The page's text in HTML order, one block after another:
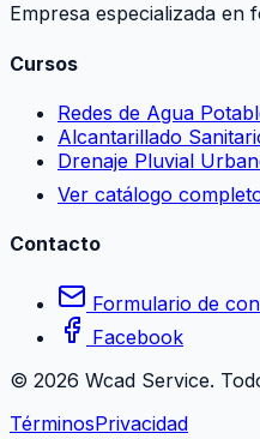
Empresa especializada
Cursos
Redes de Agua
Alcantarillado
Drenaje Pluvial
Ver catálogo
Contacto
Formulario de
Facebook
© 2026 Wcad Service.
TérminosPrivacidad